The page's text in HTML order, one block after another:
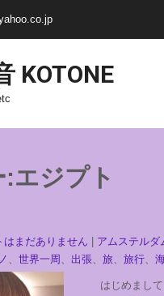
KOTONE
エジプト
はまだありません アムステルダ
、 世界一周 、 出張、 旅、 旅行、
はじめまし